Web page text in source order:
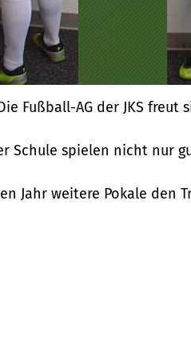
Fußball-AG der JKS freut
Schule spielen nicht nur
Jahr weitere Pokale den